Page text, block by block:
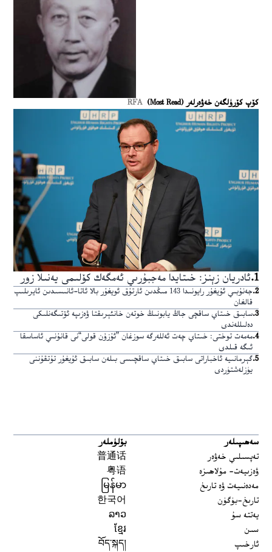
كۆپ كۆرۈلگەن خەۋەرلەر (Most Read) RFA
1
.ئادريان زېنز: خىتايدا مەجبۇرىي ئەمگەك كۆلىمى يەنىلا زور
2
.
جەنۇبىي ئۇيغۇر رايونىدا 143 مىڭدىن ئارتۇق ئويغۇر بالا ئاتا-ئانىسىدىن ئايرىلىپ
قالغان
3
.سابىق خىتاي ساقچى جاڭ يابونىڭ خوتەن خانئېرىقتا ۋەزىپە ئۆتىگەنلىكى
دەلىللەندى
4
.مەمەت توختى: خىتاي چەت ئەللەرگە سوزغان ”ئۇزۇن قولى“نى قانۇنىي ئاساسقا
ئىگە قىلدى
5
.گېرمانىيە ئاخباراتى سابىق خىتاي ساقچىسى بىلەن سابىق ئۇيغۇر تۇتقۇننى
يۈزلەشتۈردى
سەھىپىلەر
تەپسىلىي خەۋەر
ۋەزىيەت- مۇلاھىزە
مەدەنىيەت ۋە تارىخ
تارىخ-بۈگۈن
يەتتە سۇ
سىن
ئارخىپ
بۆلۈملەر
普通话
粤语
မြန်မာ
한국어
ລາວ
ខ្មែរ
བོད་སྐད།